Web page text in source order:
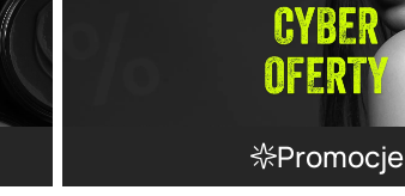
Promocje